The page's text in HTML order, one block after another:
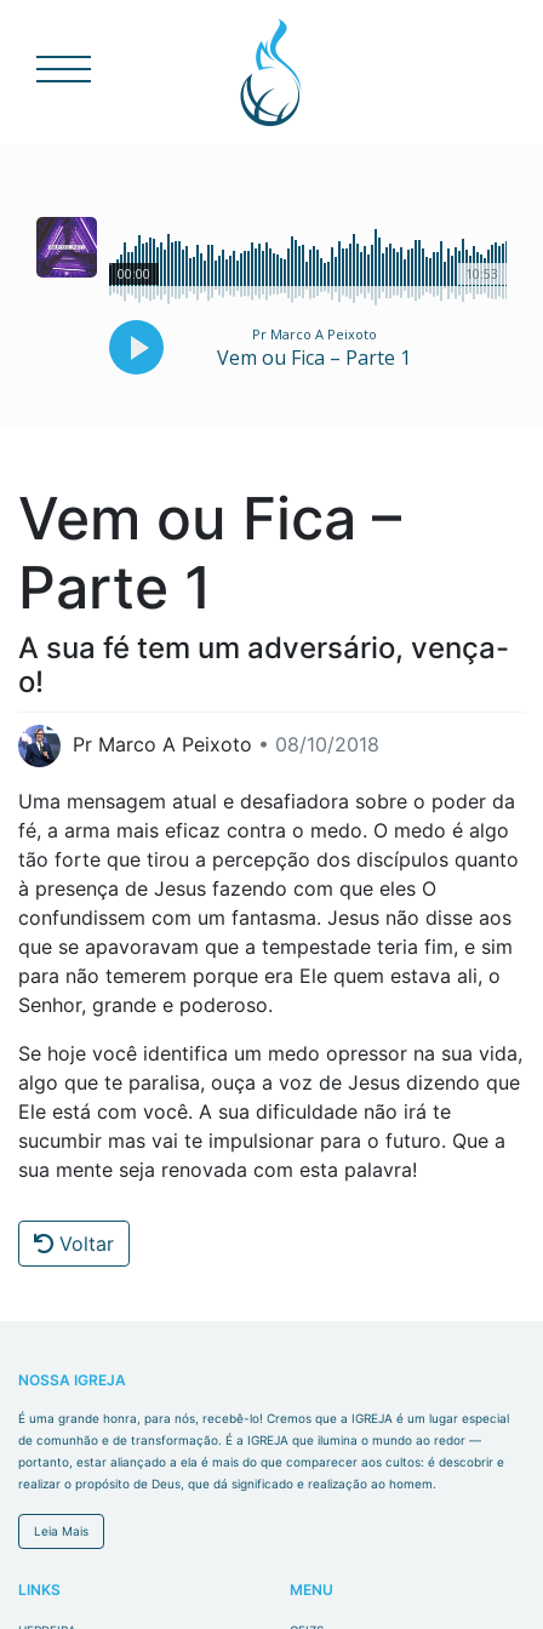
10:53
00:00
Pr Marco A Peixoto
Vem ou Fica – Parte 1
Vem ou Fica –
Parte 1
A sua fé tem um adversário, vença-
o!
Pr Marco A Peixoto • 08/10/2018
Uma mensagem atual e desafiadora sobre o poder da
fé, a arma mais eficaz contra o medo. O medo é algo
tão forte que tirou a percepção dos discípulos quanto
à presença de Jesus fazendo com que eles O
confundissem com um fantasma. Jesus não disse aos
que se apavoravam que a tempestade teria fim, e sim
para não temerem porque era Ele quem estava ali, o
Senhor, grande e poderoso.
Se hoje você identifica um medo opressor na sua vida,
algo que te paralisa, ouça a voz de Jesus dizendo que
Ele está com você. A sua dificuldade não irá te
sucumbir mas vai te impulsionar para o futuro. Que a
sua mente seja renovada com esta palavra!
Voltar
NOSSA IGREJA
É uma grande honra, para nós, recebê-lo! Cremos que a IGREJA é um lugar especial
de comunhão e de transformação. É a IGREJA que ilumina o mundo ao redor —
portanto, estar aliançado a ela é mais do que comparecer aos cultos: é descobrir e
realizar o propósito de Deus, que dá significado e realização ao homem.
Leia Mais
LINKS MENU